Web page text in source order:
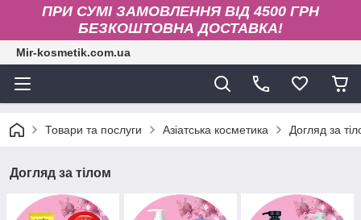
ПРИ СУМІ ЗАМОВЛЕННЯ ВІД 4500 ГРН
БЕЗКОШТОВНА ДОСТАВКА!
Mir-kosmetik.com.ua
Товари та послуги Азіатська косметика Догляд за
Догляд за тілом